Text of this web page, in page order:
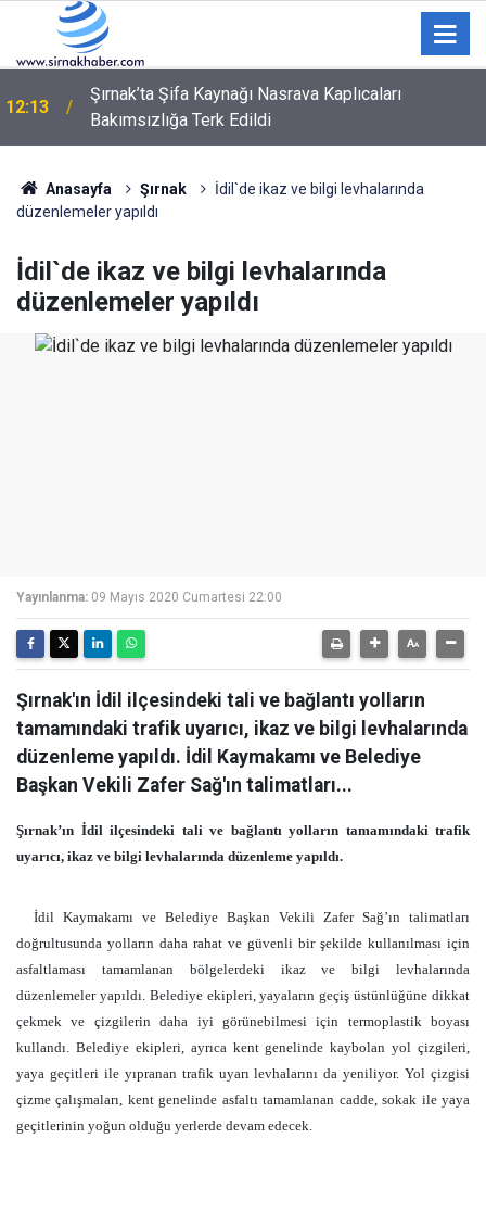
12:13
Şırnak’ta Şifa Kaynağı Nasrava Kaplıcaları
Bakımsızlığa Terk Edildi
12:04
Menteşe Uluslararası Gençlik Merkezi'nde minik
kitap kurtları buluştu
Anasayfa Şırnak
İdil`de ikaz ve bilgi levhalarında
düzenlemeler yapıldı
İdil`de ikaz ve bilgi levhalarında
düzenlemeler yapıldı
Yayınlanma: 09 Mayıs 2020 Cumartesi 22:00
Şırnak'ın İdil ilçesindeki tali ve bağlantı yolların
tamamındaki trafik uyarıcı, ikaz ve bilgi levhalarında
düzenleme yapıldı. İdil Kaymakamı ve Belediye
Başkan Vekili Zafer Sağ'ın talimatları...
Şırnak’ın İdil ilçesindeki tali ve bağlantı yolların tamamındaki trafik
uyarıcı, ikaz ve bilgi levhalarında düzenleme yapıldı.
İdil Kaymakamı ve Belediye Başkan Vekili Zafer Sağ’ın talimatları
doğrultusunda yolların daha rahat ve güvenli bir şekilde kullanılması için
asfaltlaması tamamlanan bölgelerdeki ikaz ve bilgi levhalarında
düzenlemeler yapıldı. Belediye ekipleri, yayaların geçiş üstünlüğüne dikkat
çekmek ve çizgilerin daha iyi görünebilmesi için termoplastik boyası
kullandı. Belediye ekipleri, ayrıca kent genelinde kaybolan yol çizgileri,
yaya geçitleri ile yıpranan trafik uyarı levhalarını da yeniliyor. Yol çizgisi
çizme çalışmaları, kent genelinde asfaltı tamamlanan cadde, sokak ile yaya
geçitlerinin yoğun olduğu yerlerde devam edecek.